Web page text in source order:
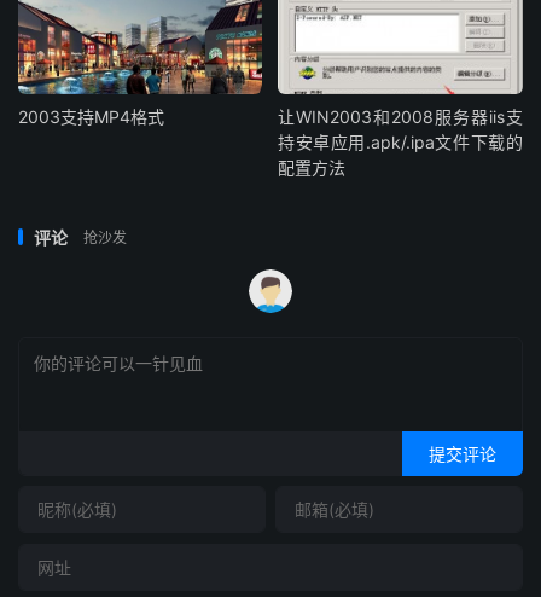
2003支持MP4格式
让WIN2003和2008服务器iis支
持安卓应用.apk/.ipa文件下载的
配置方法
评论 抢沙发
提交评论